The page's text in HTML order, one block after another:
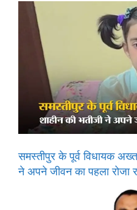
समस्तीपुर के पूर्व विधायक
ने अपने जीवन का पहला रोजा